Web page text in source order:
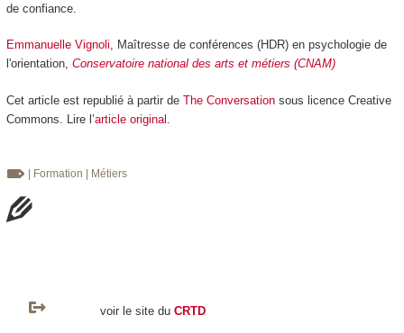
de confiance.
Emmanuelle Vignoli, Maîtresse de conférences (HDR) en psychologie de
l'orientation, Conservatoire national des arts et métiers (CNAM)
Cet article est republié à partir de The Conversationsous licence Creative
Commons. Lire l’article original
| Formation | Métiers
voir le site du CRTD